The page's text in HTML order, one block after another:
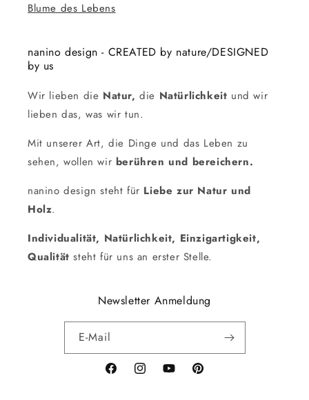
Blume des Lebens
nanino design - CREATED by nature/DESIGNED
by us
Wir lieben die Natur, die Natürlichkeit und wir
lieben das, was wir tun.
Mit unserer Art, die Dinge und das Leben zu
sehen, wollen wir berühren und bereichern.
nanino design steht für Liebe zur Natur und
Holz.
Individualität, Natürlichkeit, Einzigartigkeit,
Qualität steht für uns an erster Stelle.
Newsletter Anmeldung
E-Mail
FacebookInstagramYouTubePinterest